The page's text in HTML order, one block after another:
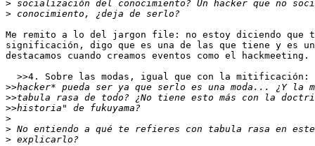
>
>
Me remito a lo del jargon file: no estoy diciendo que
significación, digo que es una de las que tiene y es
destacamos cuando creamos eventos como el hackmeeting.
>>4. Sobre las modas, igual que con la mitificación:
>>
>>
>>
>
>
>